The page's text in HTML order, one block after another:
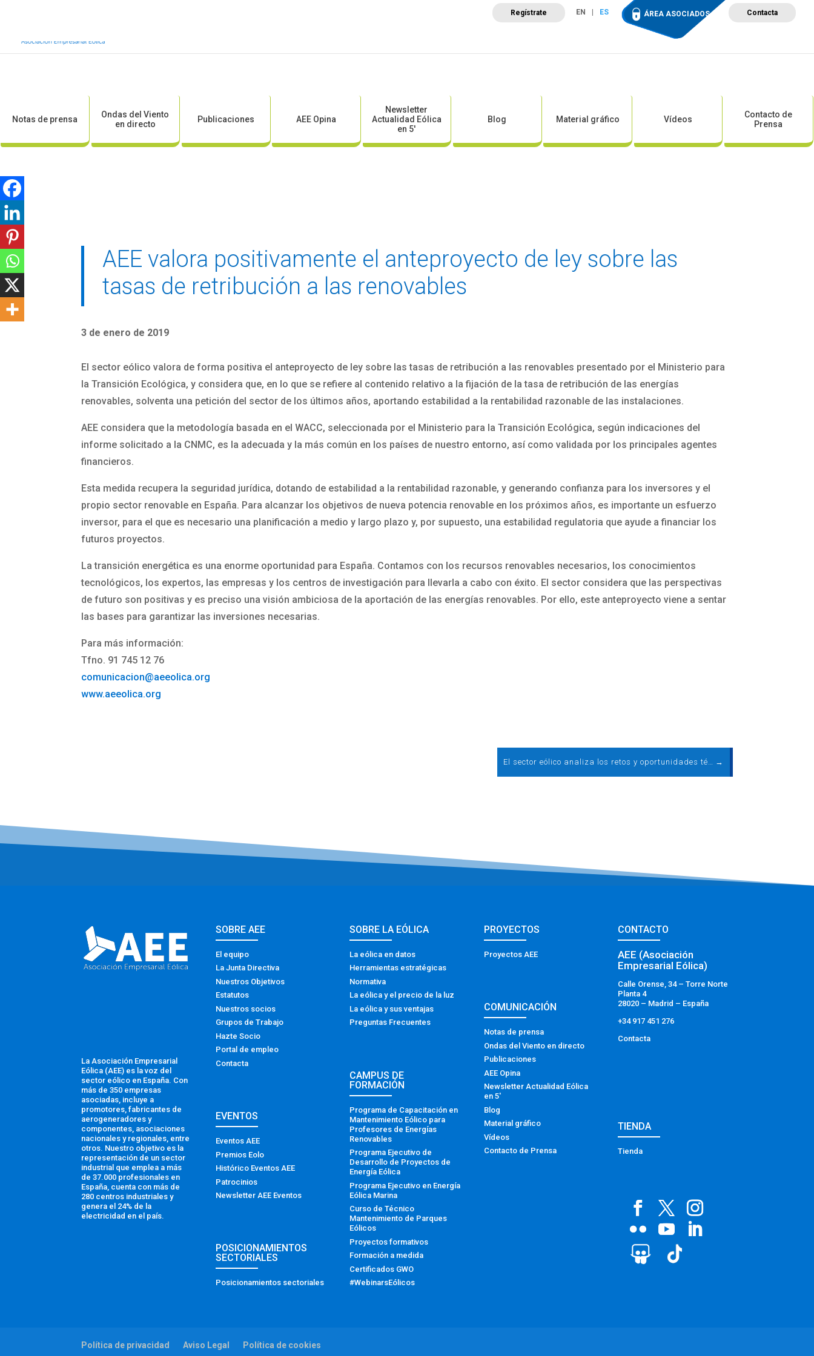
Regístrate EN ES ÁREA ASOCIADOS Contacta
Campus de Formación
Notas de prensa
Ondas del Viento
en directo
Publicaciones AEE Opina
Newsletter
Actualidad Eólica
en 5′
Blog Material gráfico Vídeos
Contacto de
Prensa
AEE valora positivamente el anteproyecto de ley sobre las
tasas de retribución a las renovables
3 de enero de 2019
El sector eólico valora de forma positiva el anteproyecto de ley sobre las tasas de retribución a las renovables presentado por el Ministerio para
la Transición Ecológica, y considera que, en lo que se refiere al contenido relativo a la fijación de la tasa de retribución de las energías
renovables, solventa una petición del sector de los últimos años, aportando estabilidad a la rentabilidad razonable de las instalaciones.
AEE considera que la metodología basada en el WACC, seleccionada por el Ministerio para la Transición Ecológica, según indicaciones del
informe solicitado a la CNMC, es la adecuada y la más común en los países de nuestro entorno, así como validada por los principales agentes
financieros.
Esta medida recupera la seguridad jurídica, dotando de estabilidad a la rentabilidad razonable, y generando confianza para los inversores y el
propio sector renovable en España. Para alcanzar los objetivos de nueva potencia renovable en los próximos años, es importante un esfuerzo
inversor, para el que es necesario una planificación a medio y largo plazo y, por supuesto, una estabilidad regulatoria que ayude a financiar los
futuros proyectos.
La transición energética es una enorme oportunidad para España. Contamos con los recursos renovables necesarios, los conocimientos
tecnológicos, los expertos, las empresas y los centros de investigación para llevarla a cabo con éxito. El sector considera que las perspectivas
de futuro son positivas y es preciso una visión ambiciosa de la aportación de las energías renovables. Por ello, este anteproyecto viene a sentar
las bases para garantizar las inversiones necesarias.
Para más información:
Tfno. 91 745 12 76
comunicacion@aeeolica.org
www.aeeolica.org
→
La Asociación Empresarial
Eólica (AEE) es la voz del
sector eólico en España. Con
más de 350 empresas
asociadas, incluye a
promotores, fabricantes de
aerogeneradores y
componentes, asociaciones
nacionales y regionales, entre
otros. Nuestro objetivo es la
representación de un sector
industrial que emplea a más
de 37.000 profesionales en
España, cuenta con más de
280 centros industriales y
genera el 24% de la
electricidad en el país.
SOBRE AEE
El equipo
La Junta Directiva
Nuestros Objetivos
Estatutos
Nuestros socios
Grupos de Trabajo
Hazte Socio
Portal de empleo
Contacta
EVENTOS
Eventos AEE
Premios Eolo
Histórico Eventos AEE
Patrocinios
Newsletter AEE Eventos
POSICIONAMIENTOS
SECTORIALES
Posicionamientos sectoriales
SOBRE LA EÓLICA
La eólica en datos
Herramientas estratégicas
Normativa
La eólica y el precio de la luz
La eólica y sus ventajas
Preguntas Frecuentes
CAMPUS DE
FORMACIÓN
Programa de Capacitación en
Mantenimiento Eólico para
Profesores de Energías
Renovables
Programa Ejecutivo de
Desarrollo de Proyectos de
Energía Eólica
Programa Ejecutivo en Energía
Eólica Marina
Curso de Técnico
Mantenimiento de Parques
Eólicos
Proyectos formativos
Formación a medida
Certificados GWO
#WebinarsEólicos
PROYECTOS
Proyectos AEE
COMUNICACIÓN
Notas de prensa
Ondas del Viento en directo
Publicaciones
AEE Opina
Newsletter Actualidad Eólica
en 5′
Blog
Material gráfico
Vídeos
Contacto de Prensa
CONTACTO
AEE (Asociación
Empresarial Eólica)
Calle Orense, 34 – Torre Norte
Planta 4
28020 – Madrid – España
+34 917 451 276
Contacta
TIENDA
Tienda
Política de privacidad Aviso Legal Política de cookies